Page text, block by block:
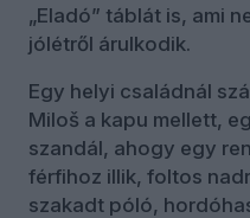
„Eladó” táblát is, ami
jólétről árulkodik.
Egy helyi családnál
Miloš a kapu mellett,
szandál, ahogy egy
férfihoz illik, foltos
szakadt póló,